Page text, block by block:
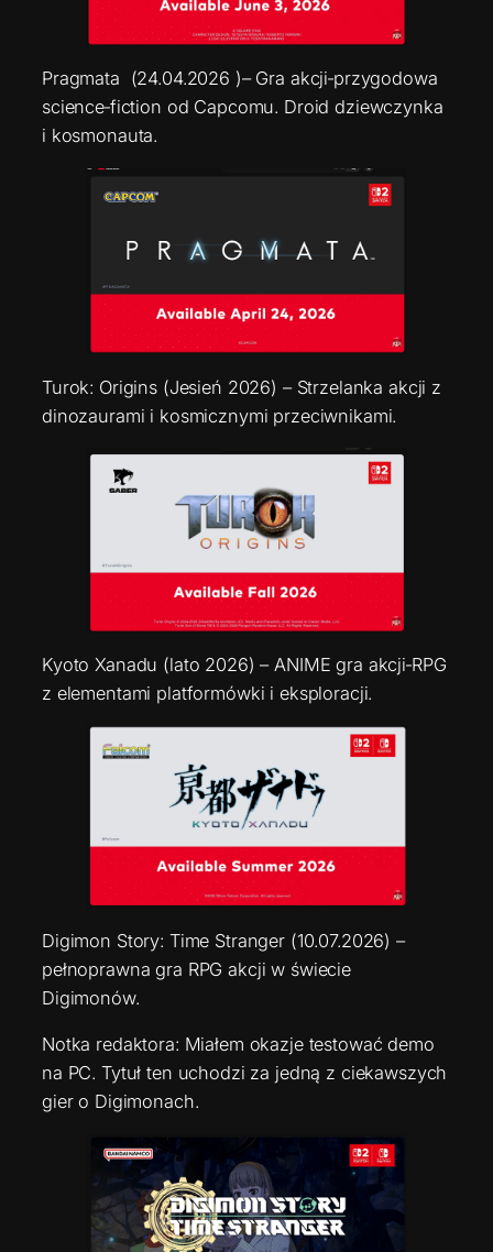
Pragmata (24.04.2026 )– Gra akcji‑przygodowa
science‑fiction od Capcomu. Droid dziewczynka
i kosmonauta.
Turok: Origins (Jesień 2026) – Strzelanka akcji z
dinozaurami i kosmicznymi przeciwnikami.
Kyoto Xanadu (lato 2026) – ANIME gra akcji‑RPG
z elementami platformówki i eksploracji.
Digimon Story: Time Stranger (10.07.2026) –
pełnoprawna gra RPG akcji w świecie
Digimonów.
Notka redaktora: Miałem okazje testować demo
na PC. Tytuł ten uchodzi za jedną z ciekawszych
gier o Digimonach.